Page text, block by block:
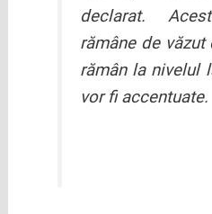
declarat.
rămâne de
rămân la nivelul
vor fi accentuate.